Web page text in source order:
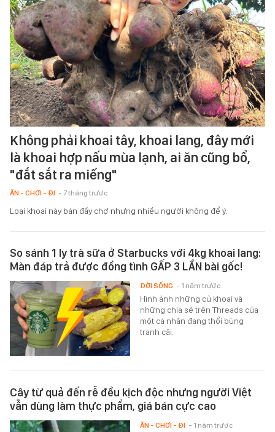
Không phải khoai tây, khoai lang, đây mới
là khoai hợp nấu mùa lạnh, ai ăn cũng bổ,
"đắt sắt ra miếng"
ĂN - CHƠI - ĐI - 7 tháng trước
Loại khoai này bán đầy chợ nhưng nhiều người không để ý.
So sánh 1 ly trà sữa ở Starbucks với 4kg khoai lang:
Màn đáp trả được đồng tình GẤP 3 LẦN bài gốc!
Hình ảnh những củ khoai và
những chia sẻ trên Threads của
một cá nhân đang thổi bùng
tranh cãi.
ĐỜI SỐNG - 1 năm trước
Cây từ quả đến rễ đều kịch độc nhưng người Việt
vẫn dùng làm thực phẩm, giá bán cực cao
ĂN - CHƠI - ĐI - 1 năm trước